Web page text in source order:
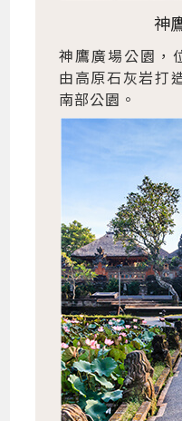
神
神鷹廣場公園，
由高原石灰岩打
南部公園。